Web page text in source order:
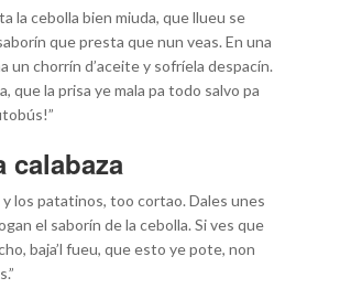
la cebolla bien miuda, que llueu se
que presta que nun veas. En una
un chorrín d’aceite y sofríela despacín.
que la prisa ye mala pa todo salvo pa
calabaza
y los patatinos, too cortao. Dales unes
el saborín de la cebolla. Si ves que
baja’l fueu, que esto ye pote, non